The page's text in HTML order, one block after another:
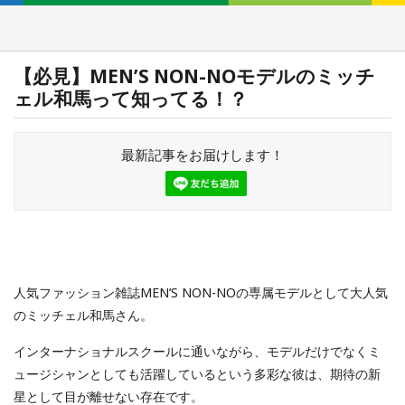
【必見】MEN’S NON-NOモデルのミッチ
ェル和馬って知ってる！？
最新記事をお届けします！
人気ファッション雑誌MEN’S NON-NOの専属モデルとして大人気
のミッチェル和馬さん。
インターナショナルスクールに通いながら、モデルだけでなくミ
ュージシャンとしても活躍しているという多彩な彼は、期待の新
星として目が離せない存在です。